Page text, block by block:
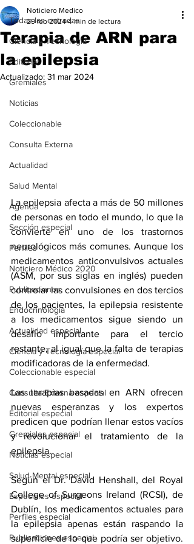
Todas las entradas
Ciencia y Tecnología
Editorial
Gremiales
Noticias
Coleccionable
Consulta Externa
Actualidad
Salud Mental
Agenda
Sección especial
Perfiles
Noticiero Médico 2020
Publicaciones
Endocrinología
Actualidad especial
Ciencia y Tecnología especial
Coleccionable especial
Consulta Externa especial
Editorial especial
Gremiales especial
Noticias especial
Salud Mental especial
Especiales especial
Perfiles especial
Publicaciones especial
Terapia de ARN para
la epilepsia
Noticiero Medico
29 feb 2024 4 min de lectura
Actualizado: 31 mar 2024
La epilepsia afecta a más de 50 millones
de personas en todo el mundo, lo que la
convierte en uno de los trastornos
neurológicos más comunes. Aunque los
medicamentos anticonvulsivos actuales
(ASM, por sus siglas en inglés) pueden
controlar las convulsiones en dos tercios
de los pacientes, la epilepsia resistente
a los medicamentos sigue siendo un
desafío importante para el tercio
restante, al igual que la falta de terapias
modificadoras de la enfermedad.
Las terapias basadas en ARN ofrecen
nuevas esperanzas y los expertos
predicen que podrían llenar estos vacíos
y revolucionar el tratamiento de la
epilepsia.
Según el Dr. David Henshall, del Royal
College of Surgeons Ireland (RCSI), de
Dublín, los medicamentos actuales para
la epilepsia apenas están raspando la
superficie de lo que podría ser objetivo.